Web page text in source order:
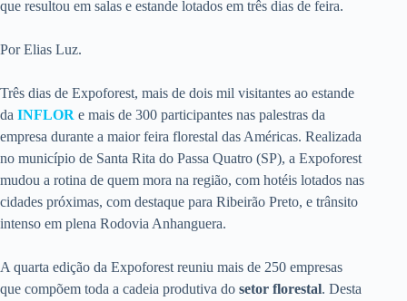
que resultou em salas e estande lotados em três dias de feira.
Por Elias Luz.
Três dias de Expoforest, mais de dois mil visitantes ao estande
da INFLOR e mais de 300 participantes nas palestras da
empresa durante a maior feira florestal das Américas. Realizada
no município de Santa Rita do Passa Quatro (SP), a Expoforest
mudou a rotina de quem mora na região, com hotéis lotados nas
cidades próximas, com destaque para Ribeirão Preto, e trânsito
intenso em plena Rodovia Anhanguera.
A quarta edição da Expoforest reuniu mais de 250 empresas
que compõem toda a cadeia produtiva do setor florestal. Desta